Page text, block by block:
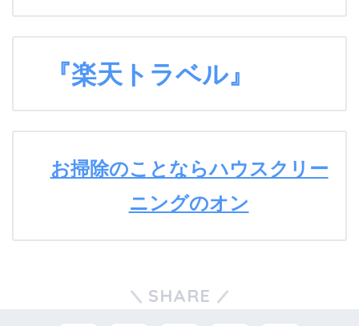
『楽天トラベル』
お掃除のことならハウスクリー
ニングのオン
SHARE